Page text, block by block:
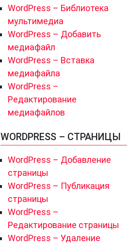
WordPress – Библиотека
мультимедиа
WordPress – Добавить
медиафайл
WordPress – Вставка
медиафайла
WordPress –
Редактирование
медиафайлов
WORDPRESS – СТРАНИЦЫ
WordPress – Добавление
страницы
WordPress – Публикация
страницы
WordPress –
Редактирование страницы
WordPress – Удаление